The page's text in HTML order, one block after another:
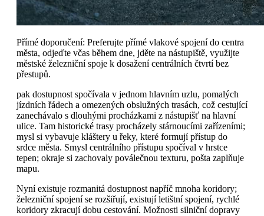
Přímé doporučení: Preferujte přímé vlakové spojení do centra
města, odjeďte včas během dne, jděte na nástupiště, využijte
městské železniční spoje k dosažení centrálních čtvrtí bez
přestupů.
pak dostupnost spočívala v jednom hlavním uzlu, pomalých
jízdních řádech a omezených obslužných trasách, což cestující
zanechávalo s dlouhými procházkami z nástupišť na hlavní
ulice. Tam historické trasy procházely stárnoucími zařízeními;
mysl si vybavuje kláštery u řeky, které formují přístup do
srdce města. Smysl centrálního přístupu spočíval v hrstce
tepen; okraje si zachovaly poválečnou texturu, pošta zaplňuje
mapu.
Nyní existuje rozmanitá dostupnost napříč mnoha koridory;
železniční spojení se rozšiřují, existují letištní spojení, rychlé
koridory zkracují dobu cestování. Možnosti silniční dopravy